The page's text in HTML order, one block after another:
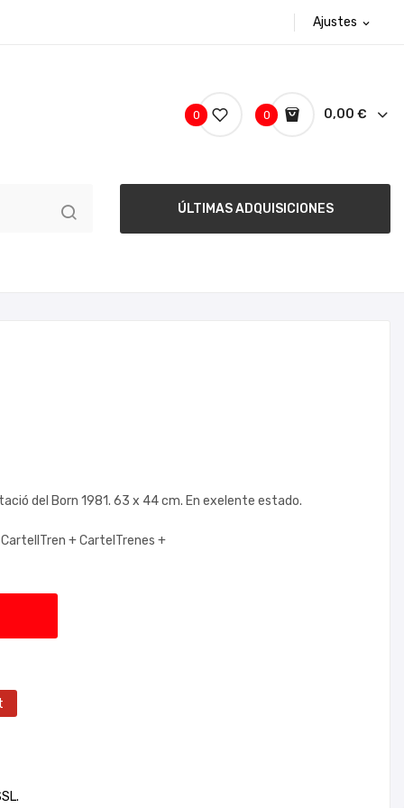
Ajustes expand_more
0 0,00 €
0
ÚLTIMAS ADQUISICIONES
del Born 1981. 63 x 44 cm. En exelente estado.
CartellTren +CartelTrenes +